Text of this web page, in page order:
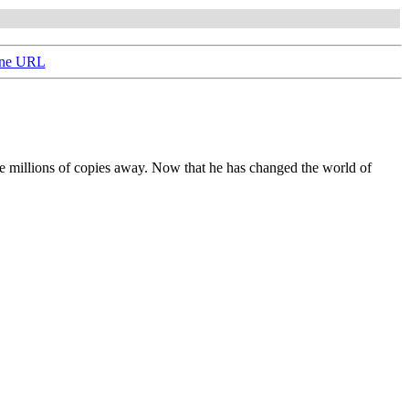
URL
of copies away. Now that he has changed the world of